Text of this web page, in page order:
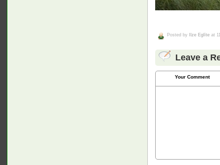
Posted by Ilze Eglīteat
Leave a
Your Comment